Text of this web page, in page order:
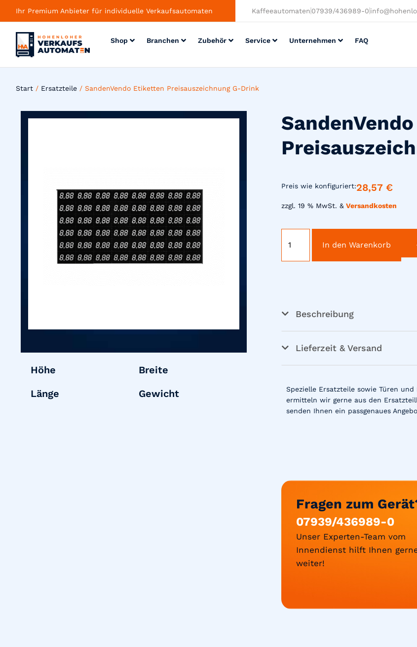
Ihr Premium Anbieter für individuelle Verkaufsautomaten Kaffeeautomaten 07939/436989-0
Shop Branchen Zubehör Service Unternehmen FAQ
Start / Ersatzteile / SandenVendo Etiketten Preisauszeichnung G-Drink
Höhe
Breite
Länge
Gewicht
Preis wie konfiguriert:28,57 €
zzgl. 19 % MwSt. & Versandkosten
In den Warenkorb
Beschreibung
Lieferzeit & Versand
Spezielle Ersatzteile sowie Türen
ermitteln wir gerne aus den
senden Ihnen ein passgenaues
Fragen zum
07939/436989-0
Unser Experten-Team vom
Innendienst hilft Ihnen
weiter!